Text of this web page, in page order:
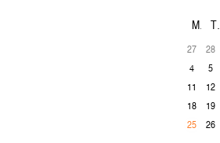
M T
27 28
4
5
11
12
18
19
25
26